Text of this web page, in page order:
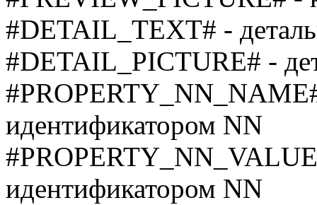
#DETAIL_TEXT# -
#DETAIL_PICTURE# -
идентификатором NN
идентификатором NN